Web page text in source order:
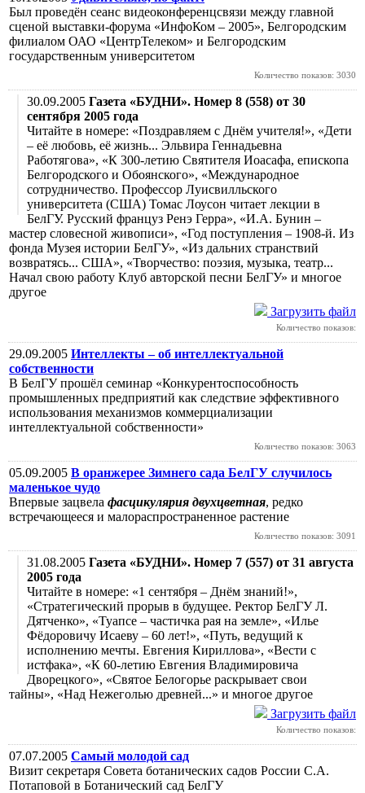
Был проведён сеанс видеоконференцсвязи между главной
сценой выставки-форума «ИнфоКом – 2005», Белгородским
филиалом ОАО «ЦентрТелеком» и Белгородским
государственным университетом
Количество показов: 3030
30.09.2005 Газета «БУДНИ». Номер 8 (558) от 30
сентября 2005 года
Читайте в номере: «Поздравляем с Днём учителя!», «Дети
– её любовь, её жизнь... Эльвира Геннадьевна
Работягова», «К 300-летию Святителя Иоасафа, епископа
Белгородского и Обоянского», «Международное
сотрудничество. Профессор Луисвилльского
университета (США) Томас Лоусон читает лекции в
БелГУ. Русский француз Ренэ Герра», «И.А. Бунин –
мастер словесной живописи», «Год поступления – 1908-й. Из
фонда Музея истории БелГУ», «Из дальних странствий
возвратясь... США», «Творчество: поэзия, музыка, театр...
Начал свою работу Клуб авторской песни БелГУ» и многое
другое
Загрузить файл
Количество показов:
29.09.2005 Интеллекты – об интеллектуальной
собственности
В БелГУ прошёл семинар «Конкурентоспособность
промышленных предприятий как следствие эффективного
использования механизмов коммерциализации
интеллектуальной собственности»
Количество показов: 3063
05.09.2005 В оранжерее Зимнего сада БелГУ случилось
маленькое чудо
Впервые зацвела фасцикулярия двухцветная, редко
встречающееся и малораспространенное растение
Количество показов: 3091
31.08.2005 Газета «БУДНИ». Номер 7 (557) от 31 августа
2005 года
Читайте в номере: «1 сентября – Днём знаний!»,
«Стратегический прорыв в будущее. Ректор БелГУ Л.
Дятченко», «Туапсе – частичка рая на земле», «Илье
Фёдоровичу Исаеву – 60 лет!», «Путь, ведущий к
исполнению мечты. Евгения Кириллова», «Вести с
истфака», «К 60-летию Евгения Владимировича
Дворецкого», «Святое Белогорье раскрывает свои
тайны», «Над Нежеголью древней...» и многое другое
Загрузить файл
Количество показов:
07.07.2005 Самый молодой сад
Визит секретаря Совета ботанических садов России С.А.
Потаповой в Ботанический сад БелГУ